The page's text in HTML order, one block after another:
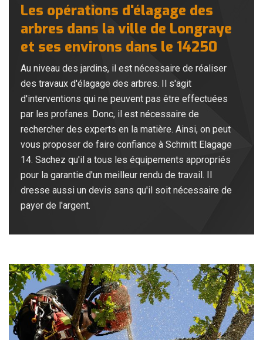
Les opérations d'élagage des
arbres dans la ville de Longraye
et ses environs dans le 14250
Au niveau des jardins, il est nécessaire de réaliser
des travaux d'élagage des arbres. Il s'agit
d'interventions qui ne peuvent pas être effectuées
par les profanes. Donc, il est nécessaire de
rechercher des experts en la matière. Ainsi, on peut
vous proposer de faire confiance à Schmitt Elagage
14. Sachez qu'il a tous les équipements appropriés
pour la garantie d'un meilleur rendu de travail. Il
dresse aussi un devis sans qu'il soit nécessaire de
payer de l'argent.